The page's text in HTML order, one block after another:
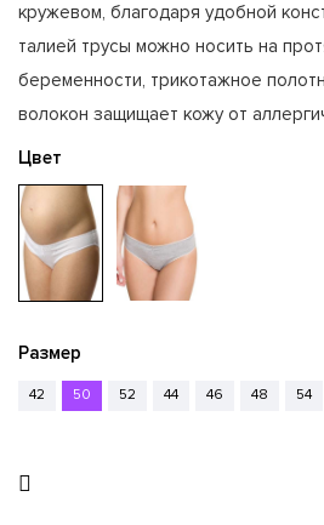
кружевом, благодаря удобной
талией трусы можно носить на
беременности, трикотажное
волокон защищает кожу от
Цвет
Размер
42 50 52 44 46 48 54